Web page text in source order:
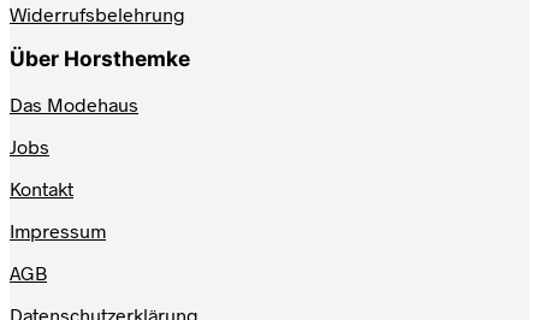
Widerrufsbelehrung
Über Horsthemke
Das Modehaus
Jobs
Kontakt
Impressum
AGB
Datenschutzerklärung